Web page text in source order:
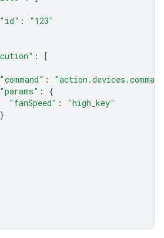
"id" :
"123"
:
[
"command" :
"params" :
{
"fanSpeed" :
"high_key"
}